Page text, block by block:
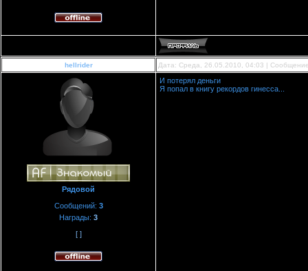
hellrider Дата: Среда, 26.05.2010, 04:03 |
Рядовой
Сообщений: 3
Награды: 3
[ ]
И потерял деньги
Я попал в книгу рекордов гинесса...